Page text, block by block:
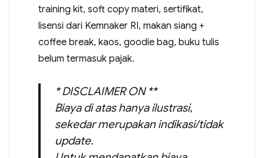
training kit, soft copy materi, sertifikat,
lisensi dari Kemnaker RI, makan siang +
coffee break, kaos, goodie bag, buku tulis
belum termasuk pajak.
* DISCLAIMER ON **
Biaya di atas hanya ilustrasi,
sekedar merupakan indikasi/tidak
update.